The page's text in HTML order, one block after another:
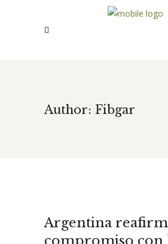
Author: Fibgar
Argentina
compromiso con